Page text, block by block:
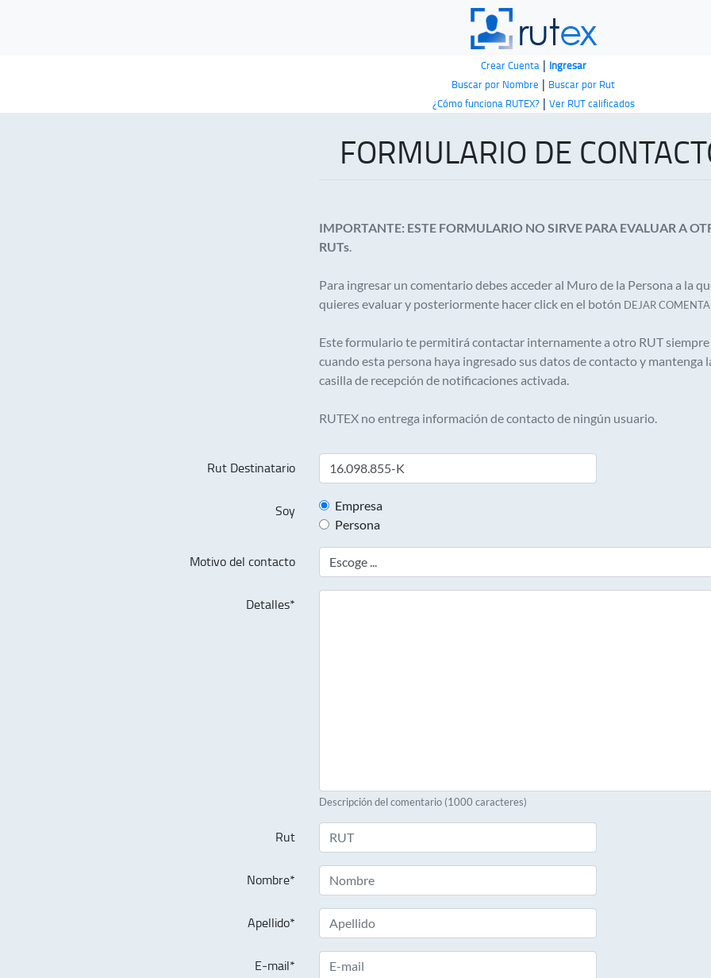
Crear Cuenta| Ingresar
Buscar por Nombre | Buscar por Rut
¿Cómo funciona RUTEX?| Ver RUT calificados
FORMULARIO DE
IMPORTANTE: ESTE FORMULARIO NO SIRVE PARA EVALUAR A
RUTs.
Para ingresar un comentario debes acceder al Muro de la Persona a la
quieres evaluar y posteriormente hacer click en el botón DEJAR
Este formulario te permitirá contactar internamente a otro RUT
cuando esta persona haya ingresado sus datos de contacto y mantenga
casilla de recepción de notificaciones activada.
RUTEX no entrega información de contacto de ningún usuario.
Rut Destinatario
Soy
Empresa
Persona
Motivo del contacto
Detalles*
Descripción del comentario (1000 caracteres)
Rut
Nombre*
Apellido*
E-mail*